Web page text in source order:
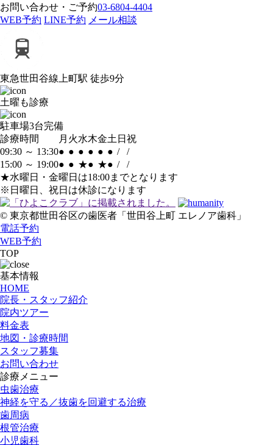
お問い合わせ・ご予約03-6804-4404
WEB予約 LINE予約 メール相談
東急世田谷線 上町駅 徒歩9分
土曜も診療
駐車場3台完備
診療時間
月 火水木金土 日 祝
09:30 ～ 13:30● ● ● ● ● ● /
/
15:00 ～ 19:00● ● ★● ★● /
/
★水曜日・金曜日は18:00までとなります
※日曜日、祝日は休診になります
© 東京都世田谷区の歯医者「世田谷上町 エレノア歯科」
電話予約
WEB予約
TOP
基本情報
HOME
院長・スタッフ紹介
院内ツアー
料金表
地図・診療時間
スタッフ募集
お問い合わせ
診療メニュー
虫歯治療
神経を守る／抜歯を回避する治療
歯周病
根管治療
小児歯科